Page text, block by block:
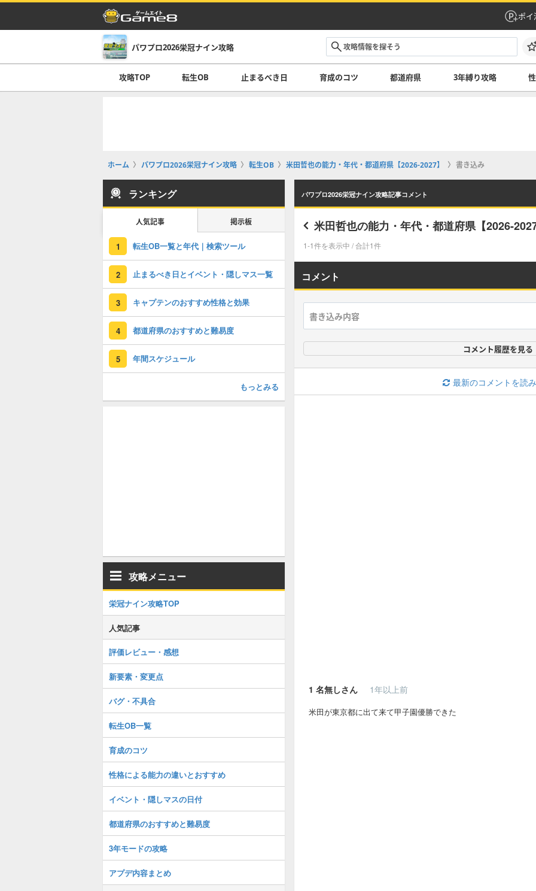
ポイ
パワプロ2026栄冠ナイン攻略
攻略TOP 転生OB 止まるべき日 育成のコツ 都道府県 3年縛り攻略
ホーム パワプロ2026栄冠ナイン攻略 転生OB 米田哲也の能力・年代・都道府県【2026-2027】 書き込み
パワプロ2026栄冠ナイン攻略記事コメント
米田哲也の能力・年代・都道府県【2026-2027
1-1件を表示中 / 合計1件
コメント
コメント履歴を見る
最新のコメントを読
1 名無しさん 1年以上前
米田が東京都に出て来て甲子園優勝できた
ランキング
人気記事 掲示板
1 転生OB一覧と年代｜検索ツール
2 止まるべき日とイベント・隠しマス一覧
3 キャプテンのおすすめ性格と効果
4 都道府県のおすすめと難易度
5 年間スケジュール
もっとみる
攻略メニュー
栄冠ナイン攻略TOP
人気記事
評価レビュー・感想
新要素・変更点
バグ・不具合
転生OB一覧
育成のコツ
性格による能力の違いとおすすめ
イベント・隠しマスの日付
都道府県のおすすめと難易度
3年モードの攻略
アプデ内容まとめ